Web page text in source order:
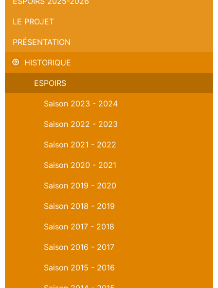
LE PROJET
PRÉSENTATION
HISTORIQUE
ESPOIRS
Saison 2023 - 2024
Saison 2022 - 2023
Saison 2021 - 2022
Saison 2020 - 2021
Saison 2019 - 2020
Saison 2018 - 2019
Saison 2017 - 2018
Saison 2016 - 2017
Saison 2015 - 2016